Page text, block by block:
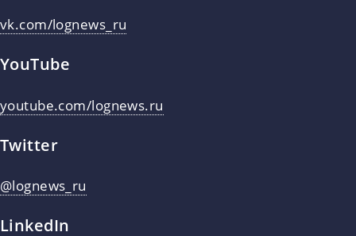
vk.com/lognews_ru
YouTube
youtube.com/lognews.ru
Twitter
@lognews_ru
LinkedIn